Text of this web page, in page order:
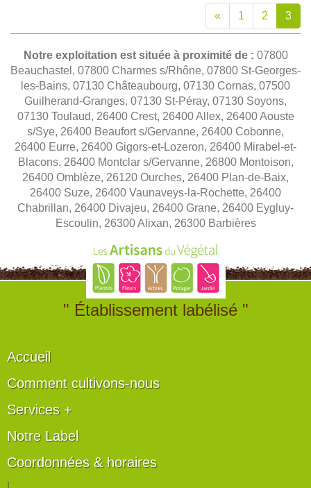
« 1 2 3
Notre exploitation est située à proximité de : 07800
Beauchastel, 07800 Charmes s/Rhône, 07800 St-Georges-
les-Bains, 07130 Châteaubourg, 07130 Cornas, 07500
Guilherand-Granges, 07130 St-Péray, 07130 Soyons,
07130 Toulaud, 26400 Crest, 26400 Allex, 26400 Aouste
s/Sye, 26400 Beaufort s/Gervanne, 26400 Cobonne,
26400 Eurre, 26400 Gigors-et-Lozeron, 26400 Mirabel-et-
Blacons, 26400 Montclar s/Gervanne, 26800 Montoison,
26400 Omblèze, 26120 Ourches, 26400 Plan-de-Baix,
26400 Suze, 26400 Vaunaveys-la-Rochette, 26400
Chabrillan, 26400 Divajeu, 26400 Grane, 26400 Eygluy-
Escoulin, 26300 Alixan, 26300 Barbières
" Établissement labélisé "
Accueil
Comment cultivons-nous
Services +
Notre Label
Coordonnées & horaires